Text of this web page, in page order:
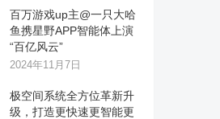
百万游戏up主@一只大哈
鱼携星野APP智能体上演
“百亿风云”
2024年11月7日
极空间系统全方位革新升
级，打造更快速更智能更